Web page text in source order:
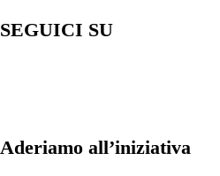
SEGUICI SU
Aderiamo all’iniziativa